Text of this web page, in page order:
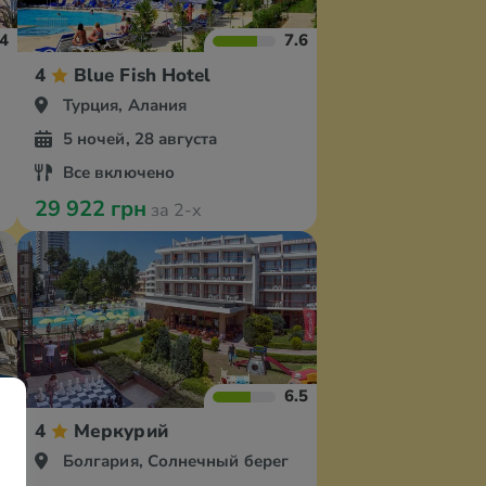
7.6
4 Blue Fish Hotel
Турция, Алания
5 ночей, 28 августа
Все включено
29 922 грн за 2-х
6.5
4 Меркурий
Болгария, Солнечный берег